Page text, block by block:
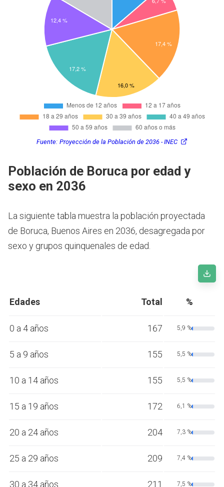
Fuente: Proyección de la Población de 2036 - INEC
Población de Boruca por edad y
sexo en 2036
La siguiente tabla muestra la población proyectada
de Boruca, Buenos Aires en 2036, desagregada por
sexo y grupos quinquenales de edad.
Edades Total %
0 a 4 años 167 5,9 %
5 a 9 años 155 5,5 %
10 a 14 años 155 5,5 %
15 a 19 años 172 6,1 %
20 a 24 años 204 7,3 %
25 a 29 años 209 7,4 %
30 a 34 años 211 7,5 %